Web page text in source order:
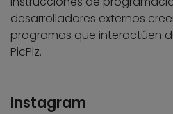
desarrolladores externos
programas que interactúen
PicPlz.
Instagram